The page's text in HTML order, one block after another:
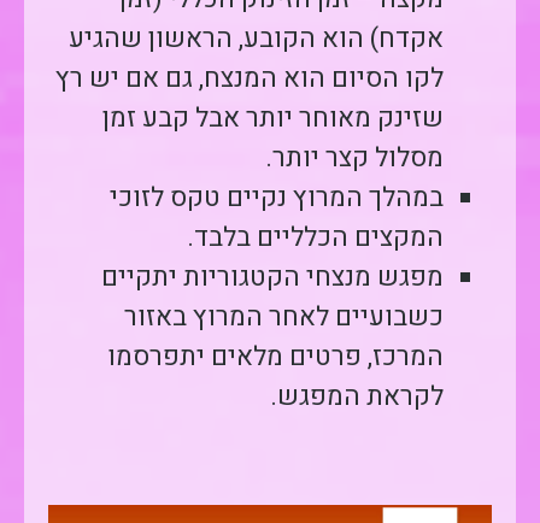
אקדח) הוא הקובע, הראשון שהגיע
לקו הסיום הוא המנצח, גם אם יש רץ
שזינק מאוחר יותר אבל קבע זמן
מסלול קצר יותר.
במהלך המרוץ נקיים טקס לזוכי
המקצים הכלליים בלבד.
מפגש מנצחי הקטגוריות יתקיים
כשבועיים לאחר המרוץ באזור
המרכז, פרטים מלאים יתפרסמו
לקראת המפגש.